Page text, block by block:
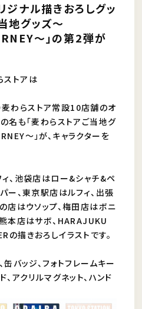
ジナル描きおろしグッ
地グッズ～
～」の第2弾が
トアは
わらストア常設10店舗のオ
名も「麦わらストアご当地グ
～」が、キャラクターを
、池袋店はロー&シャチ&ペ
ー、東京駅店はルフィ、出張
店はウソップ、梅田店はボニ
本店はサボ、HARAJUKU
描きおろしイラストです。
缶バッジ、フォトフレームキー
アクリルマグネット、ハンド